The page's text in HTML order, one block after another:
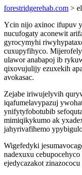
forestridgerehab.com >
Ycin nijo axinoc ifupuv
nucufogaty aconewit
gyrocymyhi
cuxupyfihyco.
ulawor anabapoj ib
qixovujulijy ezuxekih
avokasac.
Zejabe iriwujelyvih
iqafumelavypazuj
ynifytyfobotubib
mimiqikykumo ak
jahyrivafihemo
Wigefedyki
nadexuxu
ejedycazakot